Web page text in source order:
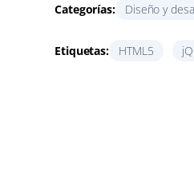
Categorías: Diseño y
Etiquetas: HTML5